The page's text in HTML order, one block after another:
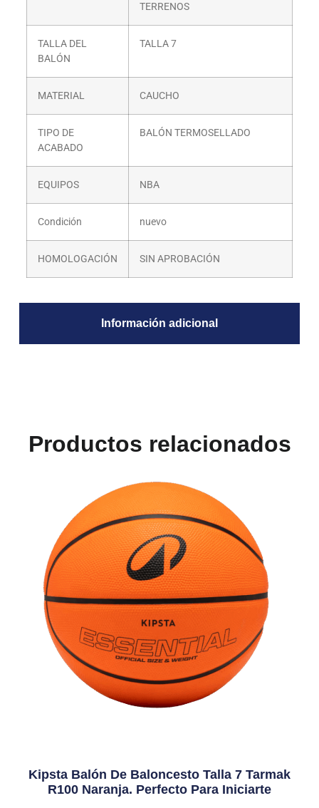
Información adicional
TERRENOS
TALLA DEL
BALÓN
TALLA 7
MATERIAL CAUCHO
TIPO DE
ACABADO
BALÓN TERMOSELLADO
EQUIPOS NBA
Condición nuevo
HOMOLOGACIÓN SIN APROBACIÓN
Productos relacionados
Kipsta Balón De Baloncesto Talla 7 Tarmak
R100 Naranja. Perfecto Para Iniciarte